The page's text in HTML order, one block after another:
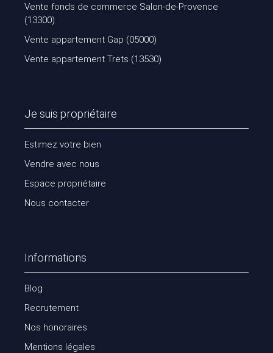
Vente fonds de commerce Salon-de-Provence
(13300)
Vente appartement Gap (05000)
Vente appartement Trets (13530)
Je suis propriétaire
Estimez votre bien
Vendre avec nous
Espace propriétaire
Nous contacter
Informations
Blog
Recrutement
Nos honoraires
Mentions légales